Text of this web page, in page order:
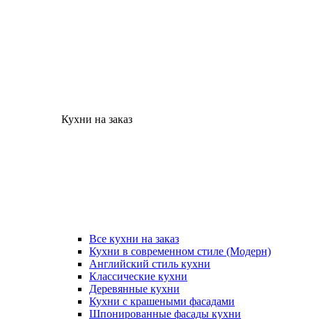
Кухни на заказ
Все кухни на заказ
Кухни в современном стиле (Модерн)
Английский стиль кухни
Классические кухни
Деревянные кухни
Кухни с крашеными фасадами
Шпонированные фасады кухни